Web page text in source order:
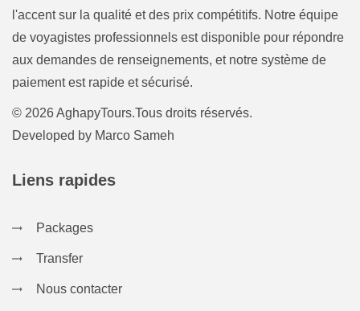
l'accent sur la qualité et des prix compétitifs. Notre équipe
de voyagistes professionnels est disponible pour répondre
aux demandes de renseignements, et notre système de
paiement est rapide et sécurisé.
© 2026 AghapyTours.Tous droits réservés.
Developed by Marco Sameh
Liens rapides
Packages
Transfer
Nous contacter